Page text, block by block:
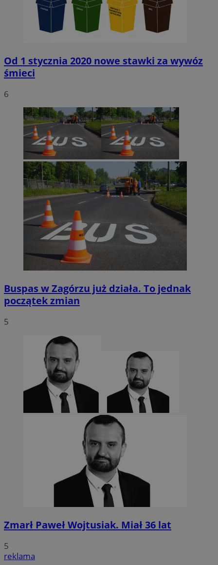
Od 1 stycznia 2020 nowe stawki za wywóz
śmieci
6
Buspas w Zagórzu już działa. To jednak
początek zmian
5
Zmarł Paweł Wojtusiak. Miał 36 lat
5
reklama